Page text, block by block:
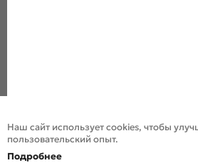
Наш сайт использует cookies, чтобы
пользовательский опыт.
Подробнее